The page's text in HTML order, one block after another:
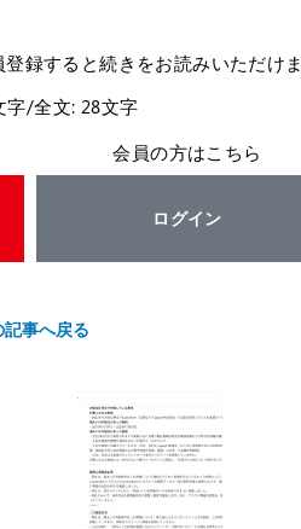
録すると続きをお読みいただけ
字/全文: 28文字
会員の方はこちら
ログイン
記事へ戻る